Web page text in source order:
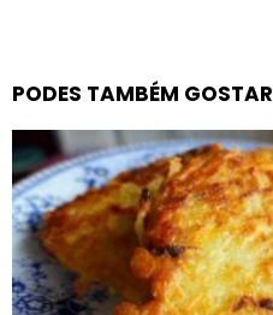
PODES TAMBÉM GOSTAR